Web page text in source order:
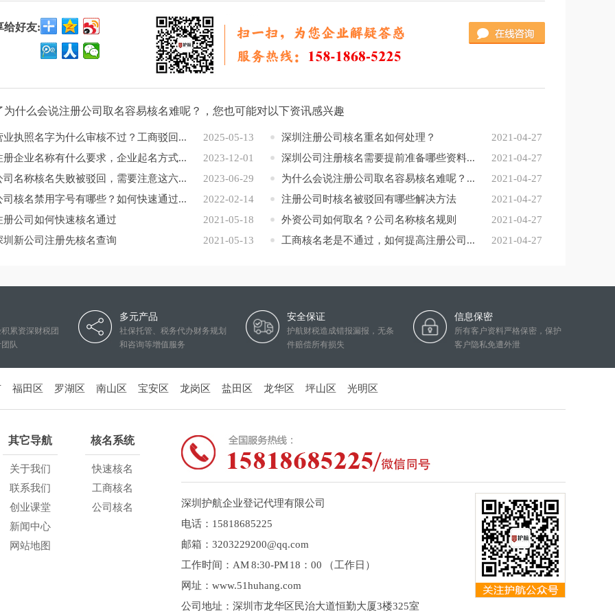
给好友:
为什么会说注册公司取名容易核名难呢？，您也可能对以下资讯感兴趣
2025-05-13
业执照名字为什么审核不过？工商驳回...
2023-12-01
册企业名称有什么要求，企业起名方式...
2023-06-29
司名称核名失败被驳回，需要注意这六...
2022-02-14
司核名禁用字号有哪些？如何快速通过...
2021-05-18
册公司如何快速核名通过
2021-05-13
圳新公司注册先核名查询
2021-04-27
深圳注册公司核名重名如何处理？
2021-04-27
深圳公司注册核名需要提前准备哪些资料...
2021-04-27
为什么会说注册公司取名容易核名难呢？...
2021-04-27
注册公司时核名被驳回有哪些解决方法
2021-04-27
外资公司如何取名？公司名称核名规则
2021-04-27
工商核名老是不通过，如何提高注册公司...
累资深财税团
队
多元产品
社保托管、税务代办财务规划
和咨询等增值服务
安全保证
护航财税造成错报漏报，无条
件赔偿所有损失
信息保密
所有客户资料严格保密，保护
客户隐私免遭外泄
福田区 罗湖区 南山区 宝安区 龙岗区 盐田区 龙华区 坪山区 光明区
其它导航
关于我们
联系我们
创业课堂
新闻中心
网站地图
核名系统
快速核名
工商核名
公司核名
深圳护航企业登记代理有限公司
电话：15818685225
邮箱：3203229200@qq.com
工作时间：AM 8:30-PM 18：00 （工作日）
网址：www.51huhang.com
公司地址：深圳市龙华区民治大道恒勤大厦3楼325室